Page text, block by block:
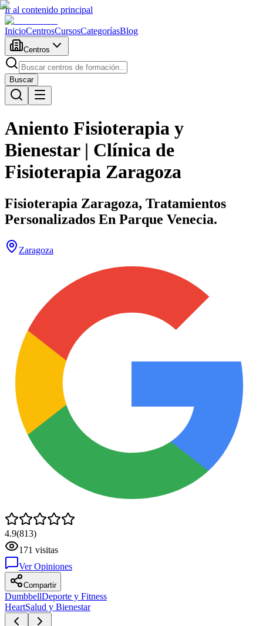
Ir al contenido principal
InicioCentrosCursosCategoríasBlog
Centros
Buscar
Aniento Fisioterapia y
Bienestar | Clínica de
Fisioterapia Zaragoza
Fisioterapia Zaragoza, Tratamientos
Personalizados En Parque Venecia.
Zaragoza
4.9(813)
171 visitas
Ver Opiniones
Compartir
DumbbellDeporte y Fitness
HeartSalud y Bienestar